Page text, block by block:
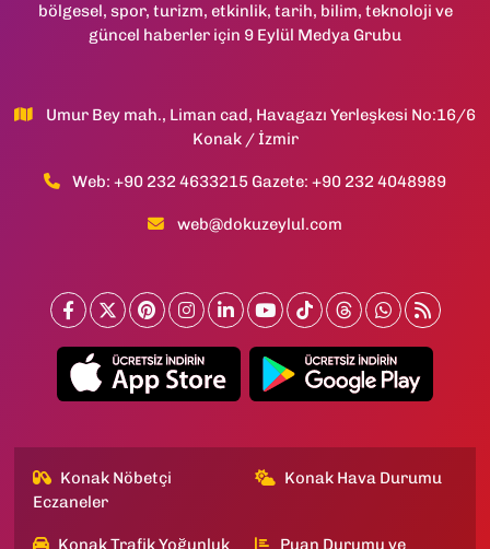
bölgesel, spor, turizm, etkinlik, tarih, bilim, teknoloji ve
güncel haberler için 9 Eylül Medya Grubu
Umur Bey mah., Liman cad, Havagazı Yerleşkesi No:16/6
Konak / İzmir
Web: +90 232 4633215 Gazete: +90 232 4048989
web@dokuzeylul.com
Konak Nöbetçi
Eczaneler
Konak Hava Durumu